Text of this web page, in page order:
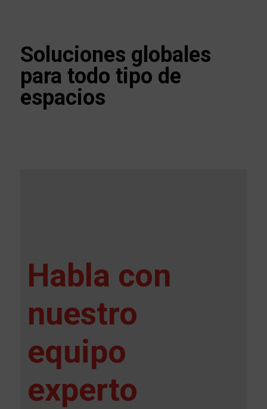
Soluciones globales
para todo tipo de
espacios
Habla con
nuestro
equipo
experto